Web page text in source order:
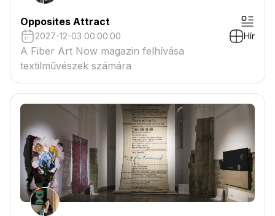
Opposites Attract
2027-12-03 00:00:00 Hír
A Fiber Art Now magazin felhívása
textilművészek számára